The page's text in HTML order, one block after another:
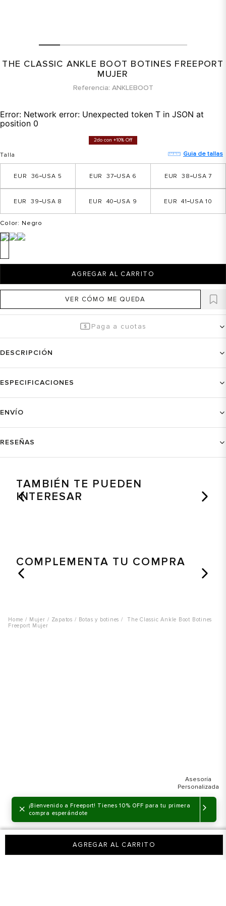
×
¡Bienvenido a Freeport! Tienes 10% OFF para tu primera
compra esperándote
THE CLASSIC ANKLE BOOT BOTINES FREEPORT
MUJER
Referencia ANKLEBOOT
Error: Network error: Unexpected token T in JSON at
position 0
2do con +10% Off
Talla Guia de tallas
5
36 6
37 7
38
8
39 9
40 10
41
Color: Negro
AGREGAR AL CARRITO
VER CÓMO ME QUEDA
Paga a cuotas
DESCRIPCIÓN
ESPECIFICACIONES
ENVÍO
RESEÑAS
AGREGAR AL CARRITO
TAMBIÉN TE PUEDEN
INTERESAR
COMPLEMENTA TU COMPRA
Mujer Zapatos Botas y botines
The Classic Ankle Boot Botines
Freeport Mujer